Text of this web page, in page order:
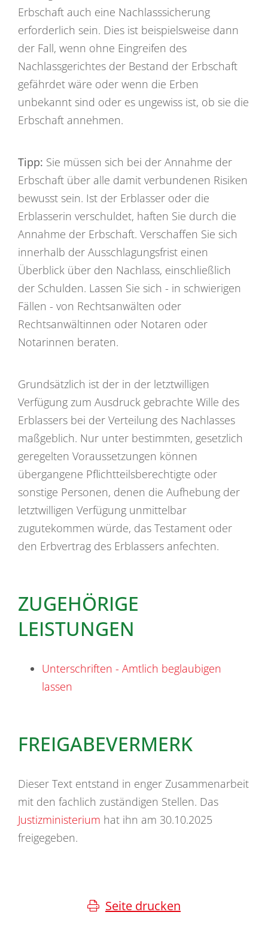
Erbschaft auch eine Nachlasssicherung
erforderlich sein. Dies ist beispielsweise dann
der Fall, wenn ohne Eingreifen des
Nachlassgerichtes der Bestand der Erbschaft
gefährdet wäre oder wenn die Erben
unbekannt sind oder es ungewiss ist, ob sie die
Erbschaft annehmen.
Tipp: Sie müssen sich bei der Annahme der
Erbschaft über alle damit verbundenen Risiken
bewusst sein. Ist der Erblasser oder die
Erblasserin verschuldet, haften Sie durch die
Annahme der Erbschaft. Verschaffen Sie sich
innerhalb der Ausschlagungsfrist einen
Überblick über den Nachlass, einschließlich
der Schulden. Lassen Sie sich - in schwierigen
Fällen - von Rechtsanwälten oder
Rechtsanwältinnen oder Notaren oder
Notarinnen beraten.
Grundsätzlich ist der in der letztwilligen
Verfügung zum Ausdruck gebrachte Wille des
Erblassers bei der Verteilung des Nachlasses
maßgeblich. Nur unter bestimmten, gesetzlich
geregelten Voraussetzungen können
übergangene Pflichtteilsberechtigte oder
sonstige Personen, denen die Aufhebung der
letztwilligen Verfügung unmittelbar
zugutekommen würde, das Testament oder
den Erbvertrag des Erblassers anfechten.
ZUGEHÖRIGE
LEISTUNGEN
Unterschriften - Amtlich beglaubigen
lassen
FREIGABEVERMERK
Dieser Text entstand in enger Zusammenarbeit
mit den fachlich zuständigen Stellen. Das
Justizministerium hat ihn am 30.10.2025
freigegeben.
Seite drucken